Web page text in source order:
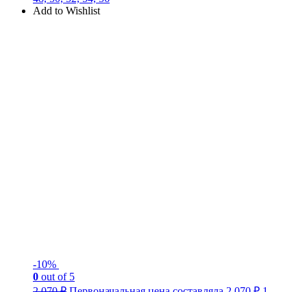
Add to Wishlist
-10%
0 out of 5